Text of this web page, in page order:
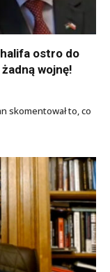
ostro do
wojnę!
skomentował to, co